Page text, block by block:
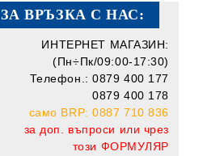
ЗА ВРЪЗКА С НАС:
ИНТЕРНЕТ МАГАЗИН:
(Пн÷Пк/09:00-17:30)
Телефон.: 0879 400 177
0879 400 178
само BRP: 0887 710 836
за доп. въпроси или чрез
този ФОРМУЛЯР